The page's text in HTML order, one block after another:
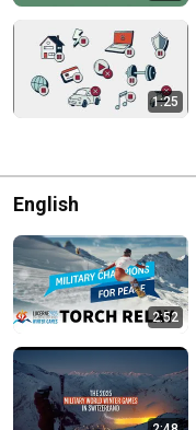
1:25
English
2:52